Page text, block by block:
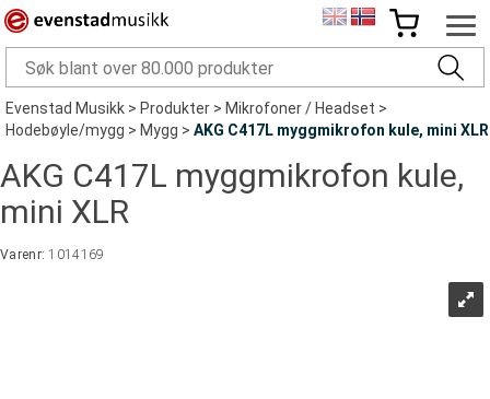
Evenstad Musikk>Produkter>Mikrofoner / Headset>
Hodebøyle/mygg>Mygg>AKG C417L myggmikrofon kule, mini XLR
AKG C417L myggmikrofon kule,
mini XLR
Varenr:1014169